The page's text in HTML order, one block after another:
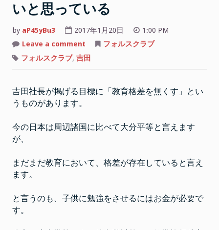
いと思っている
by aP45yBu3 2017年1月20日
1:00 PM
Leave a comment
田
社
う
に
こ
ル
ス
を
し
フォルスクラブ
フォルスクラブ, 吉田
吉田社長が掲げる目標に「教育格差を無くす」とい
うものがあります。
今の日本は周辺諸国に比べて大分平等と言えます
が、
まだまだ教育において、格差が存在していると言え
ます。
と言うのも、子供に勉強をさせるにはお金が必要で
す。